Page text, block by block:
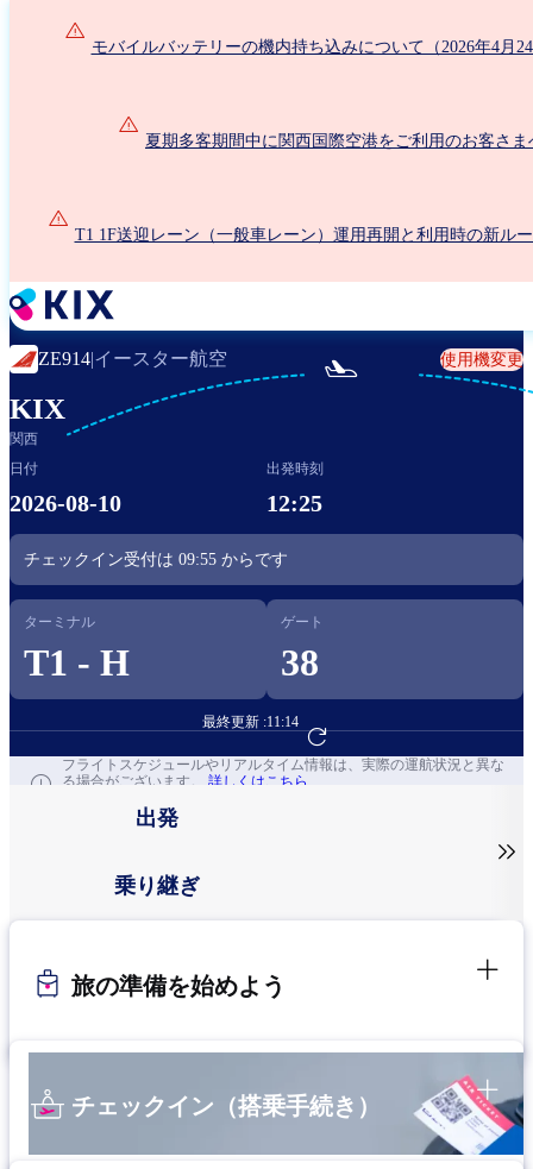
モバイルバッテリーの機内持ち込みについて（2026年4月
夏期多客期間中に関西国際空港をご利用のお客さま
T1 1F送迎レーン（一般車レーン）運用再開と利用時の新ル
ZE914|イースター航空 使用機変更
KIX
関西

日付
2026-08-10
出発時刻
12:25
チェックイン受付は 09:55 からです​
ターミナル
T1 - H
ゲート
38
最終更新 :11:14
フライト予約へ
フライトスケジュールやリアルタイム情報は、実際の運航状況と異な
る場合がございます。 詳しくはこちら
出発
乗り継ぎ

旅の準備を始めよう
チェックイン（搭乗手続き）